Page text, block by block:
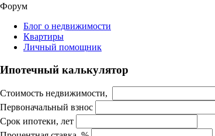
Форум
Блог о недвижимости
Квартиры
Личный помощник
Ипотечный калькулятор
Стоимость недвижимости,
Первоначальный взнос
Срок ипотеки, лет